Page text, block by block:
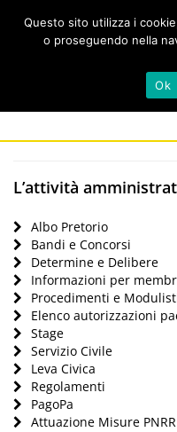
L’attività
Albo Pretorio
Bandi e Concorsi
Determine e Delibere
Informazioni per
Procedimenti e
Elenco autorizzazioni
Stage
Servizio Civile
Leva Civica
Regolamenti
PagoPa
Attuazione Misure PNRR
Questo sito utilizza i
o proseguendo nella
Ok